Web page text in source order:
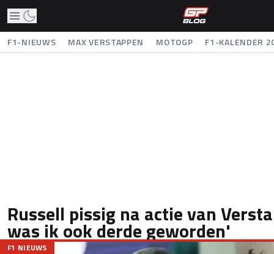
F1-NIEUWS MAX VERSTAPPEN MOTOGP F1-KALENDER
Russell pissig na actie van
was ik ook derde geworden'
F1 NIEUWS